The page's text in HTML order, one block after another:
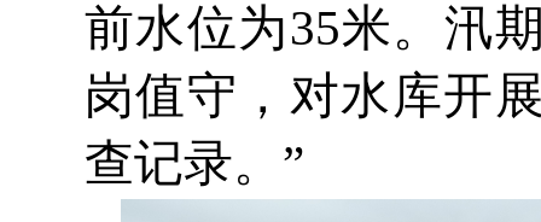
前水位为35米。汛
岗值守，对水库开
查记录。”